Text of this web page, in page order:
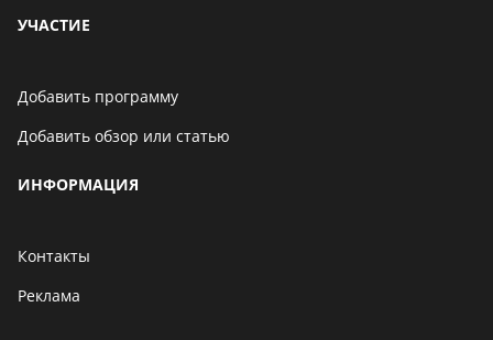
УЧАСТИЕ
Добавить программу
Добавить обзор или статью
ИНФОРМАЦИЯ
Контакты
Реклама